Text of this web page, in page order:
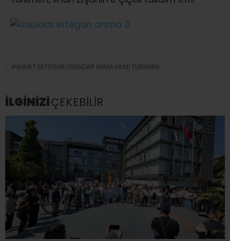
AHMET ERTEGÜN ÜSKÜDAR ANMA HILMI TÜRKMEN
İLGİNİZİÇEKEBİLİR